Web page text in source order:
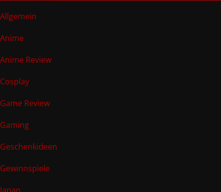
Allgemein
Anime
Anime Review
Cosplay
Game Review
Gaming
Geschenkideen
Gewinnspiele